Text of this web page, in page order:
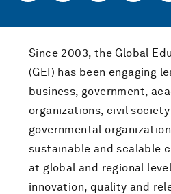
Since 2003, the Global
(GEI) has been engaging
business, government,
organizations, civil society
governmental
sustainable and scalable
at global and regional
innovation, quality and